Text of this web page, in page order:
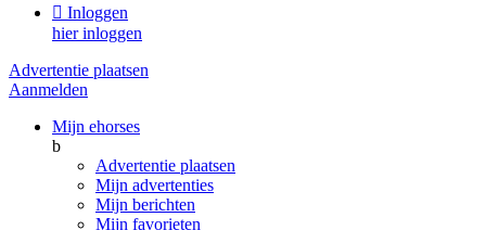
 Inloggen
hier inloggen
Advertentie plaatsen
Aanmelden
Mijn ehorses
b
Advertentie plaatsen
Mijn advertenties
Mijn berichten
Mijn favorieten